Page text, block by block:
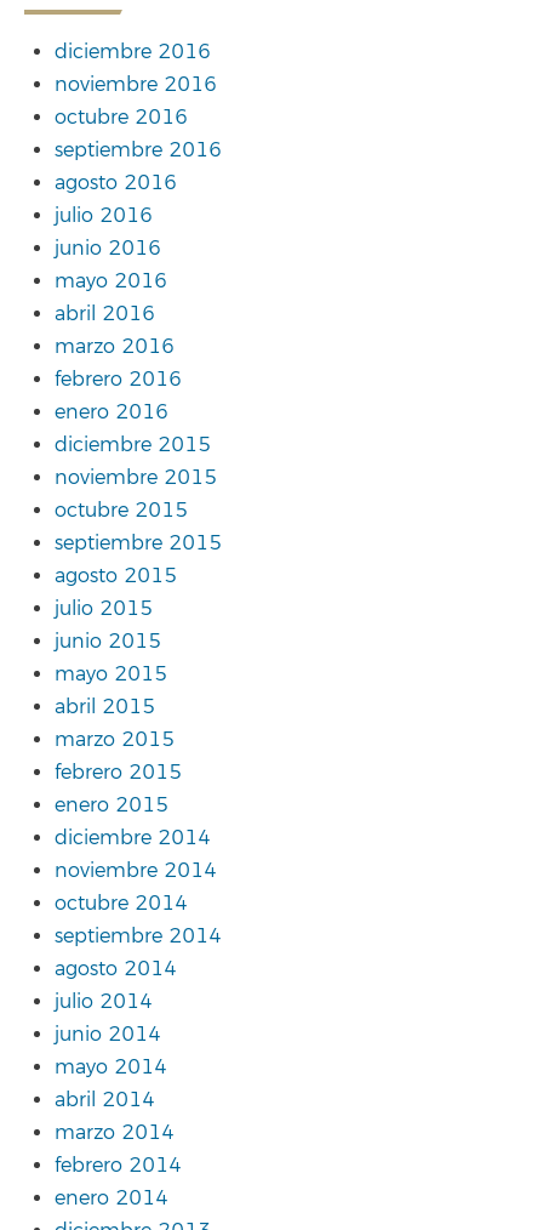
diciembre 2016
noviembre 2016
octubre 2016
septiembre 2016
agosto 2016
julio 2016
junio 2016
mayo 2016
abril 2016
marzo 2016
febrero 2016
enero 2016
diciembre 2015
noviembre 2015
octubre 2015
septiembre 2015
agosto 2015
julio 2015
junio 2015
mayo 2015
abril 2015
marzo 2015
febrero 2015
enero 2015
diciembre 2014
noviembre 2014
octubre 2014
septiembre 2014
agosto 2014
julio 2014
junio 2014
mayo 2014
abril 2014
marzo 2014
febrero 2014
enero 2014